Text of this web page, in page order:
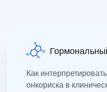
Как
онкориска в